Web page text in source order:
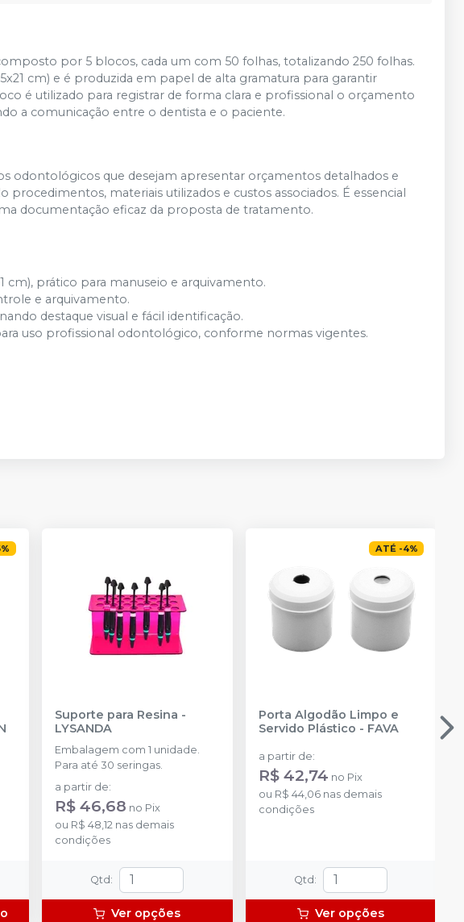
por 5 blocos, cada um com 50 folhas, totalizando 250 folhas.
cm) e é produzida em papel de alta gramatura para garantir
é utilizado para registrar de forma clara e profissional o orçamento
a comunicação entre o dentista e o paciente.
odontológicos que desejam apresentar orçamentos detalhados e
procedimentos, materiais utilizados e custos associados. É essencial
documentação eficaz da proposta de tratamento.
cm), prático para manuseio e arquivamento.
e arquivamento.
destaque visual e fácil identificação.
uso profissional odontológico, conforme normas vigentes.
%
Suporte para Resina -
LYSANDA
Embalagem com 1 unidade.
Para até 30 seringas.
a partir de:
R$ 46,68 no Pix
ou R$ 48,12 nas demais
condições
Qtd :
Ver opções
ATÉ -4%
Porta Algodão Limpo e
Servido Plástico - FAVA
a partir de:
R$ 42,74 no Pix
ou R$ 44,06nas demais
condições
Qtd :
Ver opções